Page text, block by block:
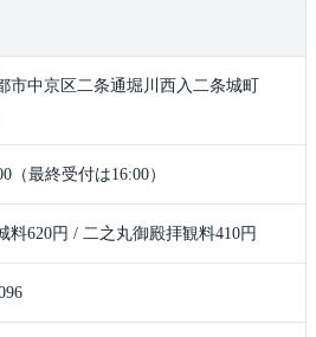
市中京区二条通堀川西入二条城町
（最終受付は16:00）
料620円 / 二之丸御殿拝観料410円